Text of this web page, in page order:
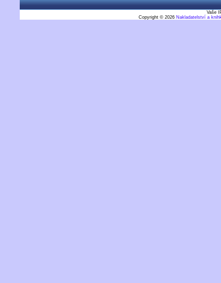
Vaše
Copyright © 2026 Nakladatelství a